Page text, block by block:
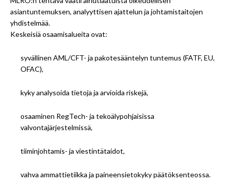
asiantuntemuksen, analyyttisen ajattelun ja johtamistaitojen
yhdistelmää.
Keskeisiä osaamisalueita ovat:
syvällinen AML/CFT- ja pakotesääntelyn tuntemus (FATF, EU,
OFAC),
kyky analysoida tietoja ja arvioida riskejä,
osaaminen RegTech- ja tekoälypohjaisissa
valvontajärjestelmissä,
tiiminjohtamis- ja viestintätaidot,
vahva ammattietiikka ja paineensietokyky päätöksenteossa.